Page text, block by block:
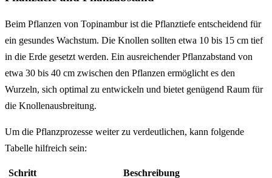
Beim Pflanzen von Topinambur ist die Pflanztiefe entscheidend für
ein gesundes Wachstum. Die Knollen sollten etwa 10 bis 15 cm tief
in die Erde gesetzt werden. Ein ausreichender Pflanzabstand von
etwa 30 bis 40 cm zwischen den Pflanzen ermöglicht es den
Wurzeln, sich optimal zu entwickeln und bietet genügend Raum für
die Knollenausbreitung.
Um die Pflanzprozesse weiter zu verdeutlichen, kann folgende
Tabelle hilfreich sein:
Schritt
Beschreibung